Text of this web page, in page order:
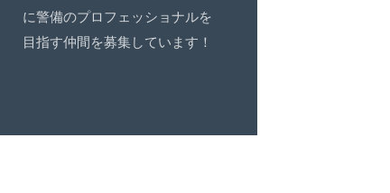
に警備のプロフェッショナルを
目指す仲間を募集しています！